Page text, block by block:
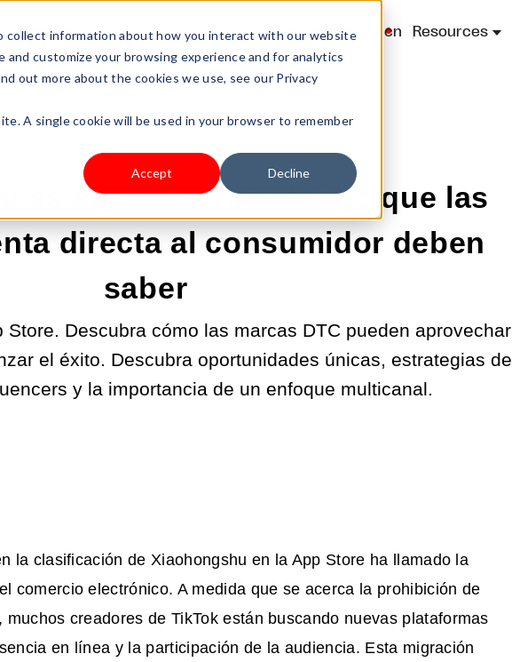
collect information about how you interact with our website
customize your browsing experience and for analytics
out more about the cookies we use, see our Privacy
A single cookie will be used in your browser to remember
Accept Decline
Pricing Shoplazza.cn Resources
FEB-2025 8:14:39 | VENTA DE PRODUCTOS
es el nuevo TikTok? Lo que las
directa al consumidor deben
saber
Store. Descubra cómo las marcas DTC pueden aprovechar
el éxito. Descubra oportunidades únicas, estrategias de
y la importancia de un enfoque multicanal.
la clasificación de Xiaohongshu en la App Store ha llamado la
comercio electrónico. A medida que se acerca la prohibición de
muchos creadores de TikTok están buscando nuevas plataformas
en línea y la participación de la audiencia. Esta migración